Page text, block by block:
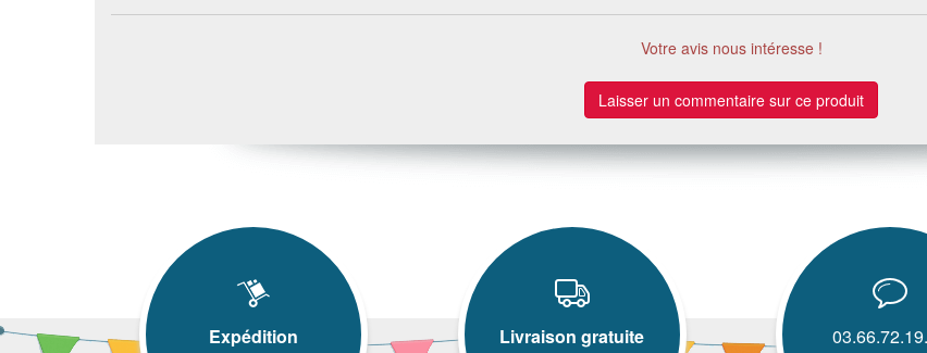
Votre avis nous intéresse !
Laisser un commentaire sur ce produit
Expédition
Livraison gratuite